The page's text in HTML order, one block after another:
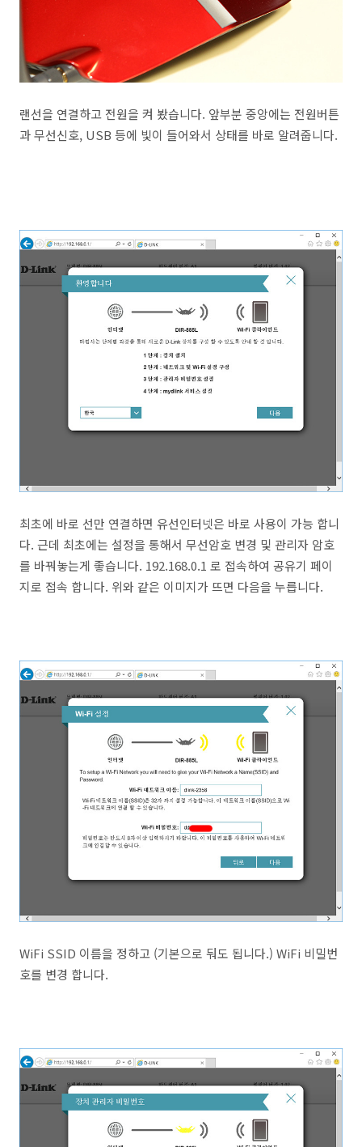
랜선을 연결하고 전원을 켜 봤습니다. 앞부분 중앙에는 전원버튼
과 무선신호, USB 등에 빛이 들어와서 상태를 바로 알려줍니다.
최초에 바로 선만 연결하면 유선인터넷은 바로 사용이 가능 합니
다. 근데 최초에는 설정을 통해서 무선암호 변경 및 관리자 암호
를 바꿔놓는게 좋습니다. 192.168.0.1 로 접속하여 공유기 페이
지로 접속 합니다. 위와 같은 이미지가 뜨면 다음을 누릅니다.
WiFi SSID 이름을 정하고 (기본으로 둬도 됩니다.) WiFi 비밀번
호를 변경 합니다.